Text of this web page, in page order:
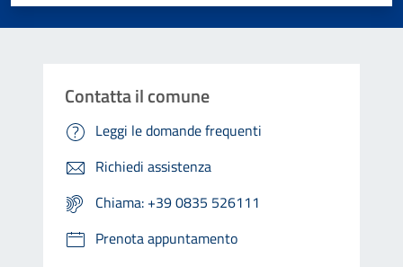
Contatta il comune
Leggi le domande frequenti
Richiedi assistenza
Chiama: +39 0835 526111
Prenota appuntamento